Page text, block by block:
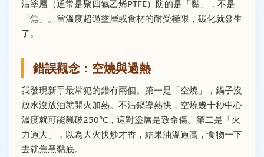
沾塗層（通常是聚四氟乙烯PTFE）防的是「黏」，不是
「焦」。當溫度超過塗層或食材的耐受極限，碳化就發生
了。
錯誤觀念：空燒與過熱
我發現新手最常犯的錯有兩個。第一是「空燒」，鍋子沒
放水沒放油就開火加熱。不沾鍋導熱快，空燒幾十秒中心
溫度就可能飆破250°C，這對塗層是致命傷。第二是「火
力過大」，以為大火快炒才香，結果油溫過高，食物一下
去就焦黑黏底。